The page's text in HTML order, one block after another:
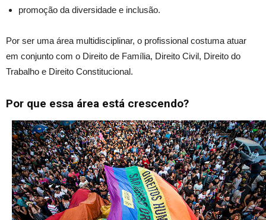
promoção da diversidade e inclusão.
Por ser uma área multidisciplinar, o profissional costuma atuar
em conjunto com o Direito de Família, Direito Civil, Direito do
Trabalho e Direito Constitucional.
Por que essa área está crescendo?